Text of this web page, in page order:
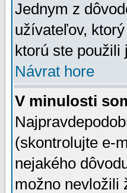
Jednym z
užívateľov,
ktorú ste
Návrat hore
V minulosti
(skontrolujte e-
nejakého
možno nevložili